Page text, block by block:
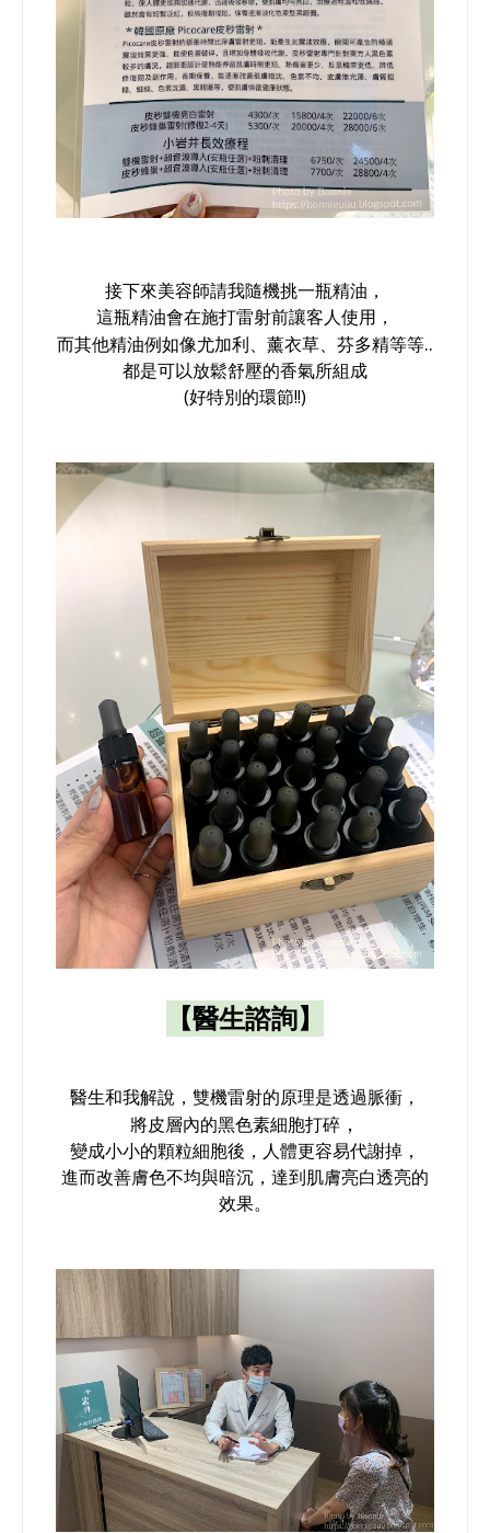
接下來美容師請我隨機挑一瓶精油，
這瓶精油會在施打雷射前讓客人使用，
而其他精油例如像尤加利、薰衣草、芬多精等等..
都是可以放鬆舒壓的香氣所組成
(好特別的環節!!)
【醫生諮詢】
醫生和我解說，雙機雷射的原理是透過脈衝，
將皮層內的黑色素細胞打碎 ，
變成小小的顆粒細胞後，人體更容易代謝掉，
進而改善膚色不均與暗沉，達到肌膚亮白透亮的
效果。